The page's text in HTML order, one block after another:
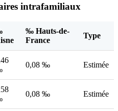
intrafamiliaux
‰ Hauts-de-
France
Type
0,08 ‰ Estimée
0,08 ‰ Estimée